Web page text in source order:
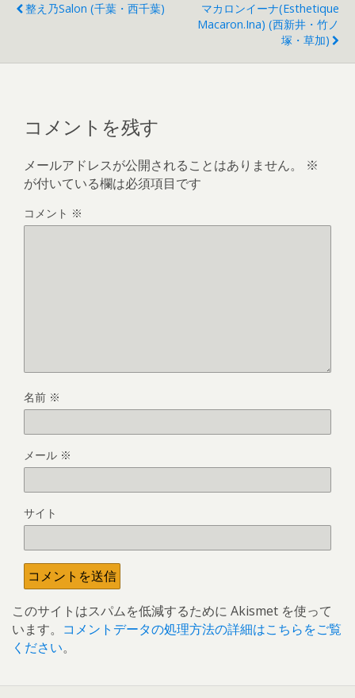
整え乃Salon (千葉・西千葉)
マカロンイーナ(Esthetique
Macaron.ina) (西新井・竹ノ
塚・草加)
コメントを残す
メールアドレスが公開されることはありません。
※
が付いている欄は必須項目です
コメント ※
名前 ※
メール ※
サイト
このサイトはスパムを低減するために Akismet を使って
います。 コメントデータの処理方法の詳細はこちらをご覧
ください。